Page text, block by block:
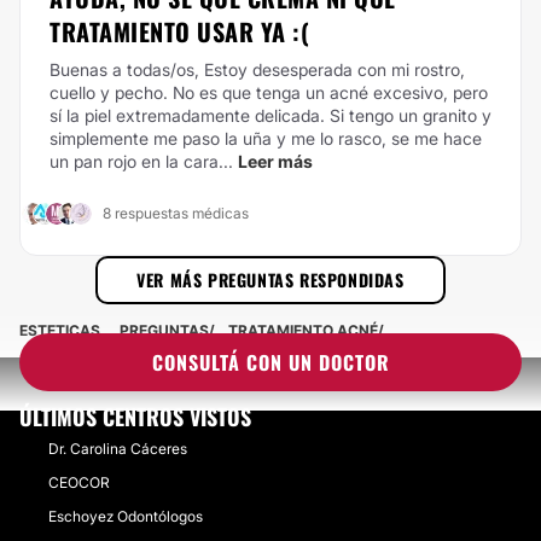
TRATAMIENTO USAR YA :(
Buenas a todas/os, Estoy desesperada con mi rostro,
cuello y pecho. No es que tenga un acné excesivo, pero
sí la piel extremadamente delicada. Si tengo un granito y
simplemente me paso la uña y me lo rasco, se me hace
un pan rojo en la cara... Leer más
8 respuestas médicas
VER MÁS PREGUNTAS RESPONDIDAS
CONSULTÁ CON UN DOCTOR
ESTETICAS PREGUNTAS TRATAMIENTO ACNÉ
ÚLTIMOS CENTROS VISTOS
Dr. Carolina Cáceres
CEOCOR
Eschoyez Odontólogos